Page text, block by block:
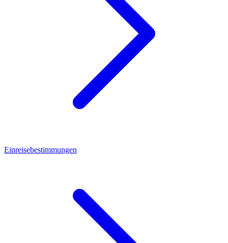
Einreisebestimmungen